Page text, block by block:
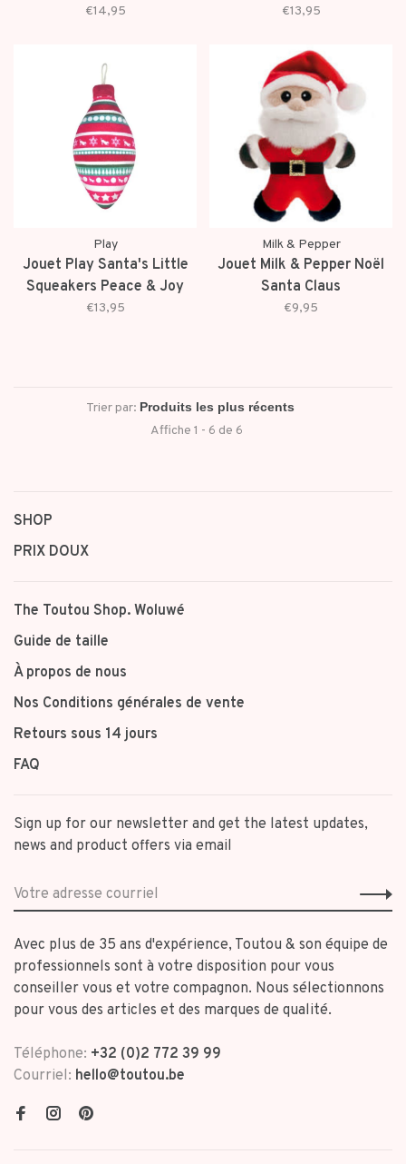
€14,95 €13,95
Play
Jouet Play Santa's Little
Squeakers Peace & Joy
€13,95
Milk & Pepper
Jouet Milk & Pepper Noël
Santa Claus
€9,95
Trier par:
Affiche 1 - 6 de 6
SHOP
PRIX DOUX
The Toutou Shop. Woluwé
Guide de taille
À propos de nous
Nos Conditions générales de vente
Retours sous 14 jours
FAQ
Sign up for our newsletter and get the latest updates,
news and product offers via email
Avec plus de 35 ans d'expérience, Toutou & son équipe de
professionnels sont à votre disposition pour vous
conseiller vous et votre compagnon. Nous sélectionnons
pour vous des articles et des marques de qualité.
Téléphone: +32 (0)2 772 39 99
Courriel: hello@toutou.be